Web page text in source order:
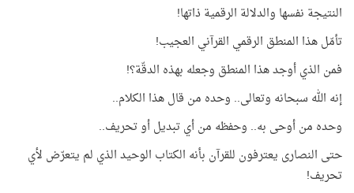
النتيجة نفسها والدلالة الرقمية ذاتها!
تأمّل هذا المنطق الرقمي القرآني العجيب!
فمن الذي أوجد هذا المنطق وجعله بهذه الدقّة؟!
إنه الله سبحانه وتعالى.. وحده من قال هذا الكلام..
وحده من أوحى به.. وحفظه من أي تبديل أو تحريف..
حتى النصارى يعترفون للقرآن بأنه الكتاب الوحيد الذي لم يتعرّض لأي
تحريف!